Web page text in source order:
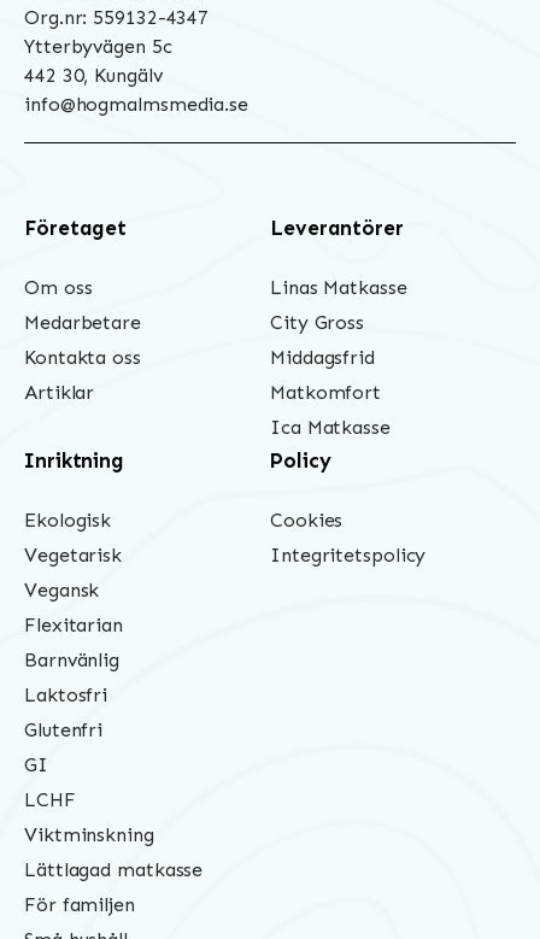
Org.nr: 559132-4347
Ytterbyvägen 5c
442 30, Kungälv
info@hogmalmsmedia.se
Företaget
Om oss
Medarbetare
Kontakta oss
Artiklar
Leverantörer
Linas Matkasse
City Gross
Middagsfrid
Matkomfort
Ica Matkasse
Inriktning
Ekologisk
Vegetarisk
Vegansk
Flexitarian
Barnvänlig
Laktosfri
Glutenfri
GI
LCHF
Viktminskning
Lättlagad matkasse
För familjen
Policy
Cookies
Integritetspolicy